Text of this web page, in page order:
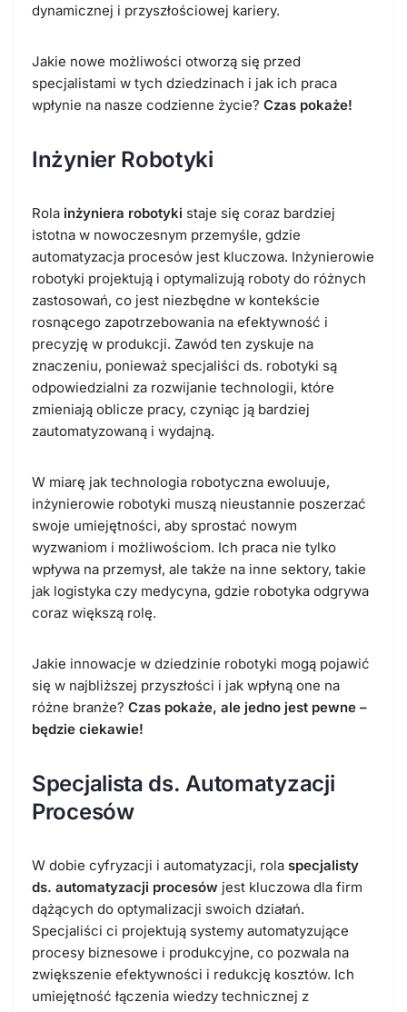
dynamicznej i przyszłościowej kariery.
Jakie nowe możliwości otworzą się przed
specjalistami w tych dziedzinach i jak ich praca
wpłynie na nasze codzienne życie? Czas pokaże!
Inżynier Robotyki
Rola inżyniera robotyki staje się coraz bardziej
istotna w nowoczesnym przemyśle, gdzie
automatyzacja procesów jest kluczowa. Inżynierowie
robotyki projektują i optymalizują roboty do różnych
zastosowań, co jest niezbędne w kontekście
rosnącego zapotrzebowania na efektywność i
precyzję w produkcji. Zawód ten zyskuje na
znaczeniu, ponieważ specjaliści ds. robotyki są
odpowiedzialni za rozwijanie technologii, które
zmieniają oblicze pracy, czyniąc ją bardziej
zautomatyzowaną i wydajną.
W miarę jak technologia robotyczna ewoluuje,
inżynierowie robotyki muszą nieustannie poszerzać
swoje umiejętności, aby sprostać nowym
wyzwaniom i możliwościom. Ich praca nie tylko
wpływa na przemysł, ale także na inne sektory, takie
jak logistyka czy medycyna, gdzie robotyka odgrywa
coraz większą rolę.
Jakie innowacje w dziedzinie robotyki mogą pojawić
się w najbliższej przyszłości i jak wpłyną one na
różne branże? Czas pokaże, ale jedno jest pewne –
będzie ciekawie!
Specjalista ds. Automatyzacji
Procesów
W dobie cyfryzacji i automatyzacji, rola specjalisty
ds. automatyzacji procesów jest kluczowa dla firm
dążących do optymalizacji swoich działań.
Specjaliści ci projektują systemy automatyzujące
procesy biznesowe i produkcyjne, co pozwala na
zwiększenie efektywności i redukcję kosztów. Ich
umiejętność łączenia wiedzy technicznej z